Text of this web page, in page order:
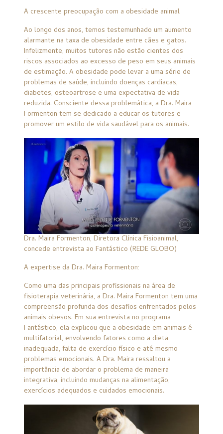
A crescente preocupação com a obesidade animal
Ao longo dos anos, temos testemunhado um aumento
alarmante na taxa de obesidade entre cães e gatos.
Infelizmente, muitos tutores não estão cientes dos
riscos associados ao excesso de peso em seus animais
de estimação. A obesidade pode levar a uma série de
problemas de saúde, incluindo doenças cardíacas,
diabetes, osteoartrose e uma expectativa de vida
reduzida. Consciente dessa problemática, a Dra. Maira
Formenton tem se dedicado a educar os tutores e
promover um estilo de vida saudável para os animais.
Dra. Maira Formenton, Diretora Clínica Fisioanimal,
concede entrevista ao Fantástico (REDE GLOBO)
A expertise da Dra. Maira Formenton:
Como uma das principais profissionais na área de
fisioterapia veterinária, a Dra. Maira Formenton tem uma
compreensão profunda dos desafios enfrentados pelos
animais obesos. Em sua entrevista no programa
Fantástico, ela explicou que a obesidade em animais é
multifatorial, envolvendo fatores como a dieta
inadequada, falta de exercício físico e até mesmo
problemas emocionais. A Dra. Maira ressaltou a
importância de abordar o problema de maneira
integrativa, incluindo mudanças na alimentação,
exercícios adequados e cuidados emocionais.